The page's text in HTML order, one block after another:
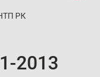
РК
2013